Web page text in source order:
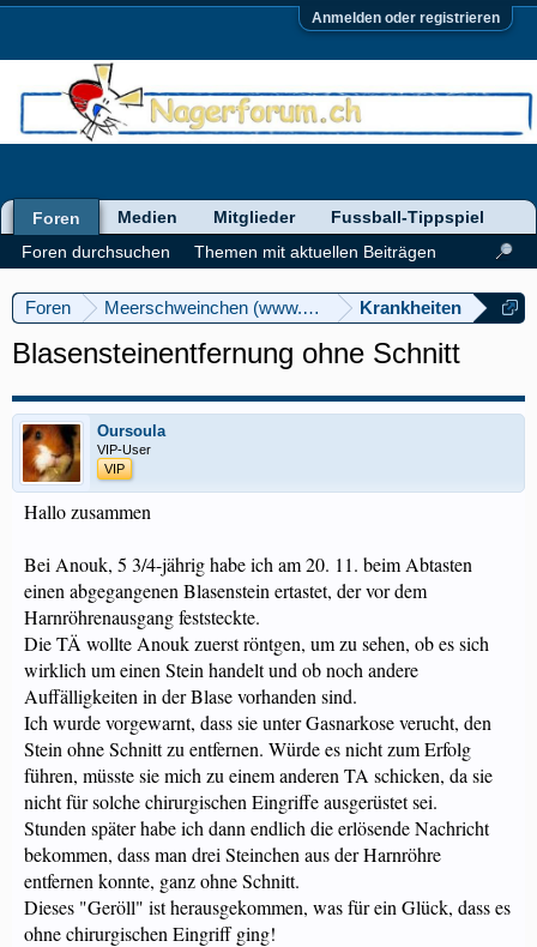
Anmelden oder registrieren
Foren Meerschweinchen (www.meerschweinforum.ch)
Krankheiten
Blasensteinentfernung ohne Schnitt
Oursoula
VIP-User
VIP
Hallo zusammen
Bei Anouk, 5 3/4-jährig habe ich am 20. 11. beim Abtasten
einen abgegangenen Blasenstein ertastet, der vor dem
Harnröhrenausgang feststeckte.
Die TÄ wollte Anouk zuerst röntgen, um zu sehen, ob es sich
wirklich um einen Stein handelt und ob noch andere
Auffälligkeiten in der Blase vorhanden sind.
Ich wurde vorgewarnt, dass sie unter Gasnarkose verucht, den
Stein ohne Schnitt zu entfernen. Würde es nicht zum Erfolg
führen, müsste sie mich zu einem anderen TA schicken, da sie
nicht für solche chirurgischen Eingriffe ausgerüstet sei.
Stunden später habe ich dann endlich die erlösende Nachricht
bekommen, dass man drei Steinchen aus der Harnröhre
entfernen konnte, ganz ohne Schnitt.
Dieses "Geröll" ist herausgekommen, was für ein Glück, dass es
ohne chirurgischen Eingriff ging!
Foren
Foren durchsuchen
Themen mit aktuellen Beiträgen
Medien Mitglieder Fussball-Tippspiel